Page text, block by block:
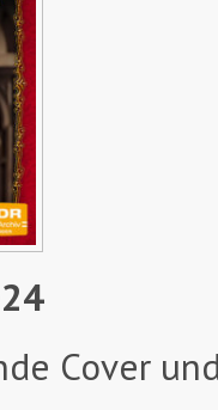
Cover